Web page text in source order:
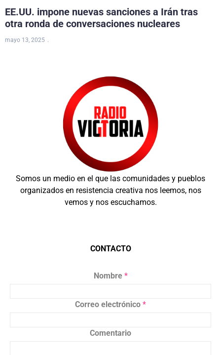
EE.UU. impone nuevas sanciones a Irán tras
otra ronda de conversaciones nucleares
mayo 13, 2025
Somos un medio en el que las comunidades y pueblos
organizados en resistencia creativa nos leemos, nos
vemos y nos escuchamos.
CONTACTO
Nombre *
Correo electrónico *
Comentario